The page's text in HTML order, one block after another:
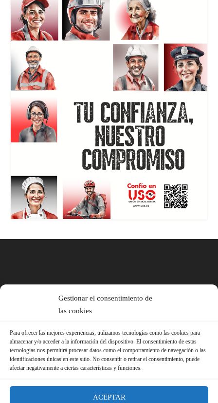
Gestionar el consentimiento de
las cookies
Para ofrecer las mejores experiencias, utilizamos tecnologías como las cookies para
almacenar y/o acceder a la información del dispositivo. El consentimiento de estas
tecnologías nos permitirá procesar datos como el comportamiento de navegación o las
identificaciones únicas en este sitio. No consentir o retirar el consentimiento, puede
afectar negativamente a ciertas características y funciones.
ACEPTAR